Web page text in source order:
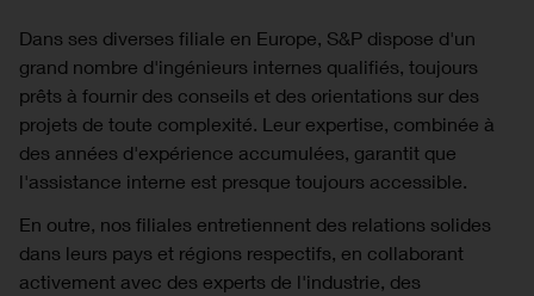
Dans ses diverses filiale en Europe, S&P dispose d'un
grand nombre d'ingénieurs internes qualifiés, toujours
prêts à fournir des conseils et des orientations sur des
projets de toute complexité. Leur expertise, combinée à
des années d'expérience accumulées, garantit que
l'assistance interne est presque toujours accessible.
En outre, nos filiales entretiennent des relations solides
dans leurs pays et régions respectifs, en collaborant
activement avec des experts de l'industrie, des